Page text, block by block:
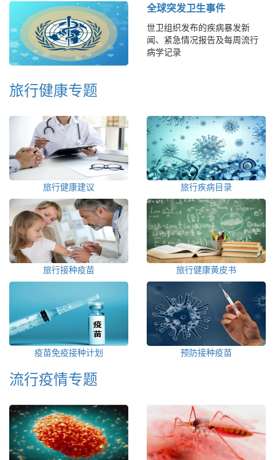
全球突发卫生事件
世卫组织发布的疾病暴发新
闻、紧急情况报告及每周流行
病学记录
旅行健康专题
旅行健康建议 旅行疾病目录
旅行接种疫苗 旅行健康黄皮书
疫苗免疫接种计划 预防接种疫苗
流行疫情专题